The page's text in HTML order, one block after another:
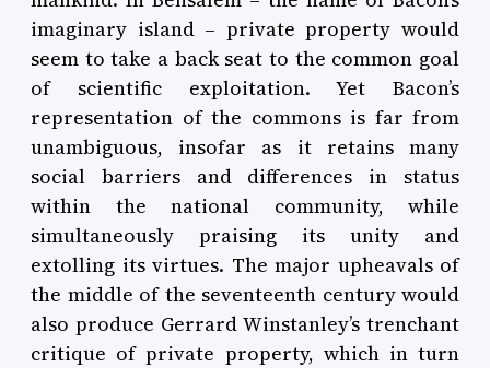
imaginary island – private property would
seem to take a back seat to the common goal
of scientific exploitation. Yet Bacon’s
representation of the commons is far from
unambiguous, insofar as it retains many
social barriers and differences in status
within the national community, while
simultaneously praising its unity and
extolling its virtues. The major upheavals of
the middle of the seventeenth century would
also produce Gerrard Winstanley’s trenchant
critique of private property, which in turn